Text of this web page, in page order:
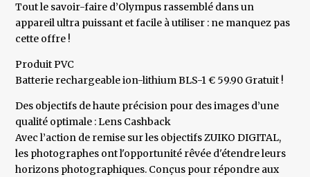
Tout le savoir-faire d’Olympus rassemblé dans un
appareil ultra puissant et facile à utiliser : ne manquez pas
cette offre !
Produit PVC
Batterie rechargeable ion-lithium BLS-1 € 59.90 Gratuit !
Des objectifs de haute précision pour des images d’une
qualité optimale : Lens Cashback
Avec l’action de remise sur les objectifs ZUIKO DIGITAL,
les photographes ont l'opportunité rêvée d'étendre leurs
horizons photographiques. Conçus pour répondre aux